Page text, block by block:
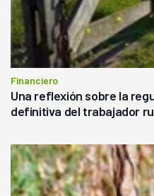
Financiero
Una reflexión sobre la
definitiva del trabajador